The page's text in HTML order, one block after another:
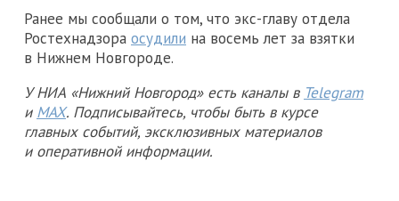
Ранее мы сообщали о том, что экс-главу отдела
Ростехнадзора осудили на восемь лет за взятки
в Нижнем Новгороде.
У НИА «Нижний Новгород» есть каналы в Telegram
и MAX. Подписывайтесь, чтобы быть в курсе
главных событий, эксклюзивных материалов
и оперативной информации.